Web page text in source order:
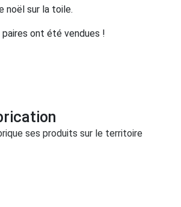
noël sur la toile.
paires ont été vendues !
ses produits sur le territoire